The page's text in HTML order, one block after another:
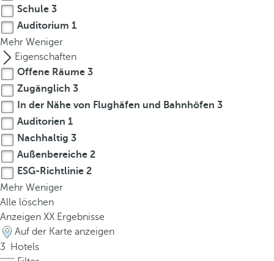
h
e
f
i
r
s
t
p
t
i
o
n
o
n
t
h
e
Schule 3
Auditorium 1
Mehr Weniger
Eigenschaften
Offene Räume 3
Zugänglich 3
In der Nähe von Flughäfen und Bahnhöfen 3
Auditorien 1
Nachhaltig 3
Außenbereiche 2
ESG-Richtlinie 2
Mehr Weniger
Alle löschen
Anzeigen XX Ergebnisse
Auf der Karte anzeigen
3
Hotels